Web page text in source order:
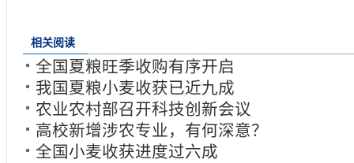
相关阅读
全国夏粮旺季收购有序开启
我国夏粮小麦收获已近九成
农业农村部召开科技创新会议
高校新增涉农专业，有何深意？
全国小麦收获进度过六成